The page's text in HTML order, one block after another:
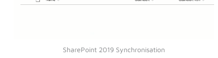
SharePoint 2019 Synchronisation